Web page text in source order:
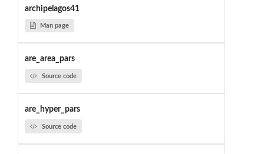
archipelagos41
Man page
are_area_pars
Source code
are_hyper_pars
Source code